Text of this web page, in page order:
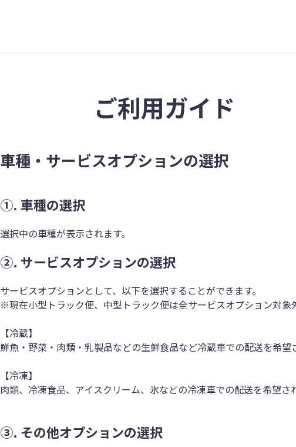
ご利用ガイド
車種・サービスオプションの選択
①. 車種の選択
選択中の車種が表示されます。
②. サービスオプションの選択
サービスオプションとして、以下を選択することができます。
※現在小型トラック便、中型トラック便は全サービスオプション対象
【冷蔵】
鮮魚・野菜・肉類・乳製品などの生鮮食品など冷蔵車での配送を希
【冷凍】
肉類、冷凍食品、アイスクリーム、氷などの冷凍車での配送を希望
③. その他オプションの選択